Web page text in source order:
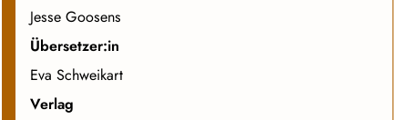
Jesse Goosens
Übersetzer:in
Eva Schweikart
Verlag